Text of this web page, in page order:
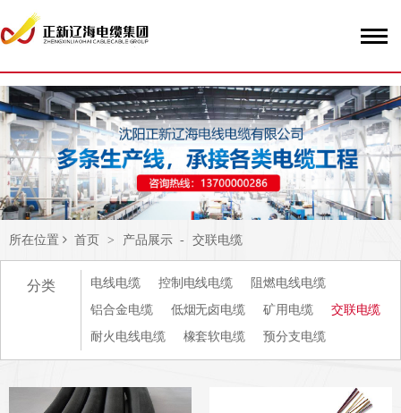
所在位置 首页 > 产品展示 - 交联电缆
分类 电线电缆 控制电线电缆
阻燃电线电缆
铝合金电缆
低烟无卤电缆 矿用电缆
交联电缆
耐火电线电缆
橡套软电缆 预分支电缆